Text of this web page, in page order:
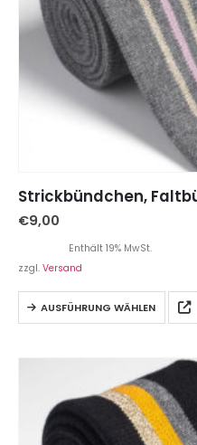
€9,00
Enthält 19% MwSt.
zzgl. Versand
AUSFÜHRUNG WÄHLEN